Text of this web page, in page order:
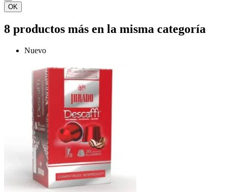
OK
8 productos más en la misma categoría
Nuevo